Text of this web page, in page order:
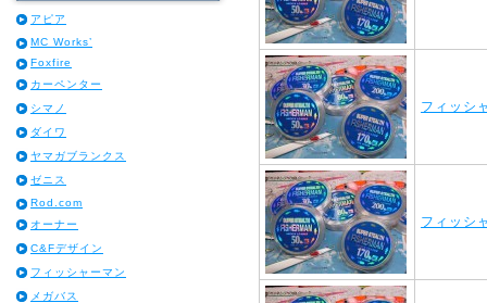
アピア
MC Works’
Foxfire
カーペンター
シマノ
ダイワ
ヤマガブランクス
ゼニス
Rod.com
オーナー
C&Fデザイン
フィッシャーマン
メガバス
フィッシ
フィッシ